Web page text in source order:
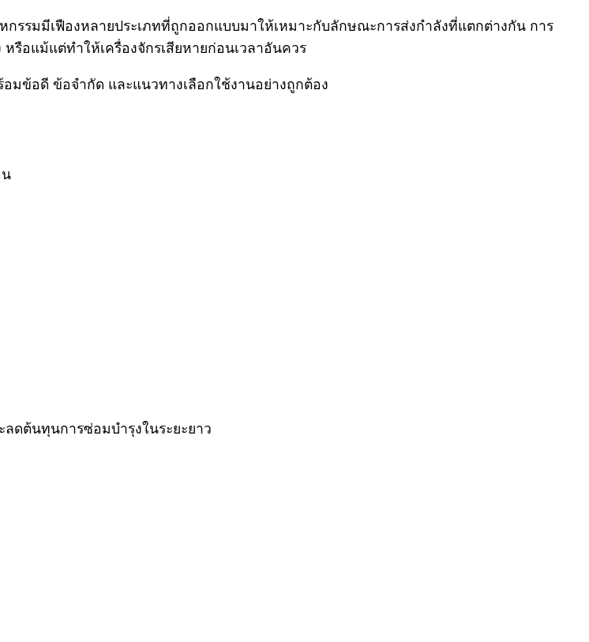
กรรมมีเฟืองหลายประเภทที่ถูกออกแบบมาให้เหมาะกับลักษณะการส่งกำลังที่แตกต่างกัน การ
หรือแม้แต่ทำให้เครื่องจักรเสียหายก่อนเวลาอันควร
มข้อดี ข้อจำกัด และแนวทางเลือกใช้งานอย่างถูกต้อง
น
ดต้นทุนการซ่อมบำรุงในระยะยาว